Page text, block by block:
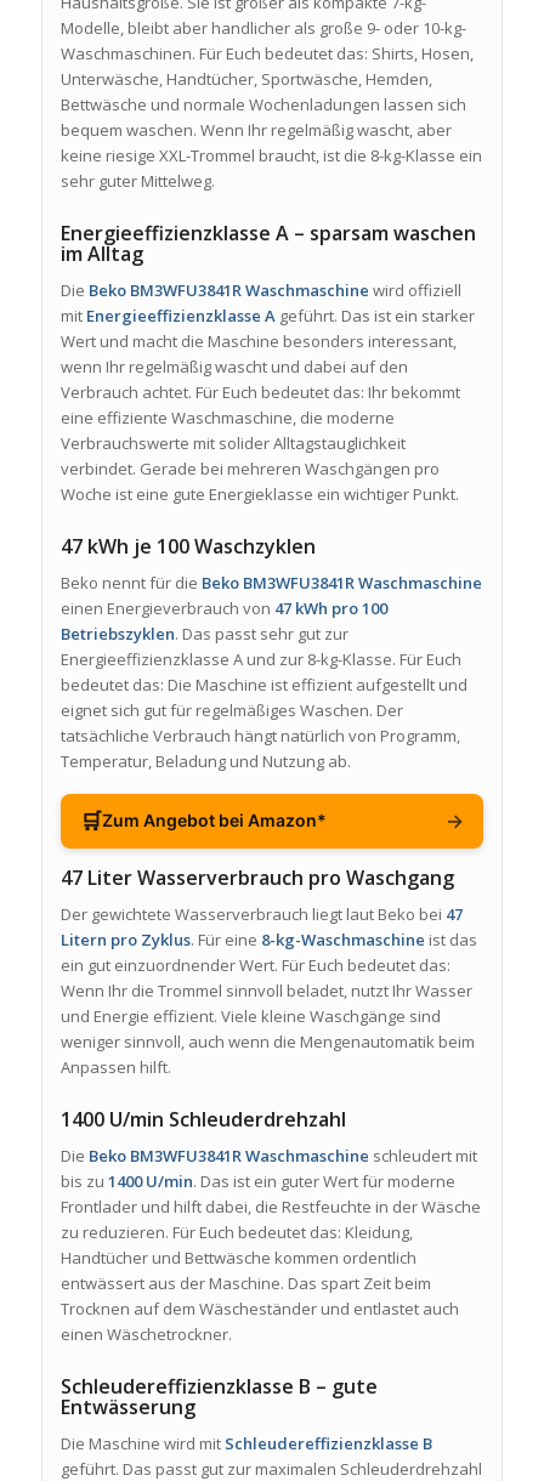
Modelle, bleibt aber handlicher als große 9- oder 10-kg-
Waschmaschinen. Für Euch bedeutet das: Shirts, Hosen,
Unterwäsche, Handtücher, Sportwäsche, Hemden,
Bettwäsche und normale Wochenladungen lassen sich
bequem waschen. Wenn Ihr regelmäßig wascht, aber
keine riesige XXL-Trommel braucht, ist die 8-kg-Klasse ein
sehr guter Mittelweg.
Energieeffizienzklasse A – sparsam waschen
im Alltag
Die Beko BM3WFU3841R Waschmaschine wird offiziell
mit Energieeffizienzklasse Ageführt. Das ist ein starker
Wert und macht die Maschine besonders interessant,
wenn Ihr regelmäßig wascht und dabei auf den
Verbrauch achtet. Für Euch bedeutet das: Ihr bekommt
eine effiziente Waschmaschine, die moderne
Verbrauchswerte mit solider Alltagstauglichkeit
verbindet. Gerade bei mehreren Waschgängen pro
Woche ist eine gute Energieklasse ein wichtiger Punkt.
47 kWh je 100 Waschzyklen
Beko nennt für die Beko BM3WFU3841R Waschmaschine
einen Energieverbrauch von 47 kWh pro 100
Betriebszyklen. Das passt sehr gut zur
Energieeffizienzklasse A und zur 8-kg-Klasse. Für Euch
bedeutet das: Die Maschine ist effizient aufgestellt und
eignet sich gut für regelmäßiges Waschen. Der
tatsächliche Verbrauch hängt natürlich von Programm,
Temperatur, Beladung und Nutzung ab.
🛒Zum Angebot bei Amazon* →
47 Liter Wasserverbrauch pro Waschgang
Der gewichtete Wasserverbrauch liegt laut Beko bei 47
Litern pro Zyklus. Für eine 8-kg-Waschmaschine ist das
ein gut einzuordnender Wert. Für Euch bedeutet das:
Wenn Ihr die Trommel sinnvoll beladet, nutzt Ihr Wasser
und Energie effizient. Viele kleine Waschgänge sind
weniger sinnvoll, auch wenn die Mengenautomatik beim
Anpassen hilft.
1400 U/min Schleuderdrehzahl
Die Beko BM3WFU3841R Waschmaschine schleudert mit
bis zu 1400 U/min. Das ist ein guter Wert für moderne
Frontlader und hilft dabei, die Restfeuchte in der Wäsche
zu reduzieren. Für Euch bedeutet das: Kleidung,
Handtücher und Bettwäsche kommen ordentlich
entwässert aus der Maschine. Das spart Zeit beim
Trocknen auf dem Wäscheständer und entlastet auch
einen Wäschetrockner.
Schleudereffizienzklasse B – gute
Entwässerung
Die Maschine wird mit Schleudereffizienzklasse B
geführt. Das passt gut zur maximalen Schleuderdrehzahl